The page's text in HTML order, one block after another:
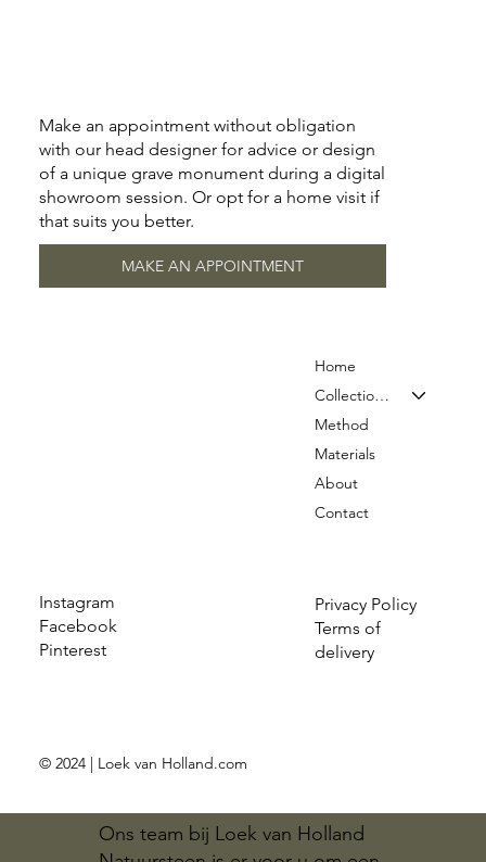
Ons team bij Loek van Holland
Instagram
Facebook
Pinterest
Privacy Policy
Terms of
delivery
Home
Collection & Prices
Method
Materials
About
Contact
© 2024 | Loek van Holland.com
Make an appointment without obligation
with our head designer for advice or design
of a unique grave monument during a digital
showroom session. Or opt for a home visit if
that suits you better.
MAKE AN APPOINTMENT